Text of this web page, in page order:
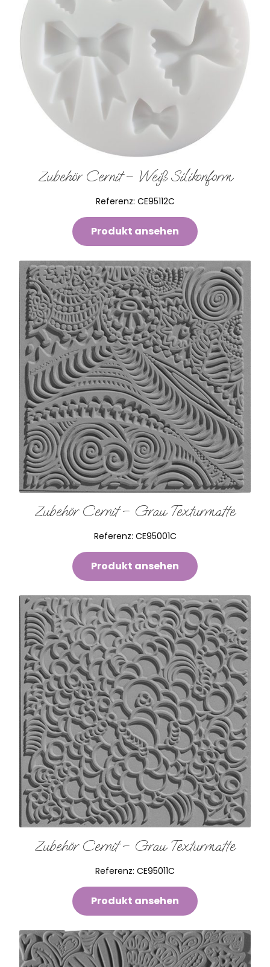
Zubehör Cernit – Weiß Silikonform
Referenz: CE95112C
Produkt ansehen
Zubehör Cernit – Grau Texturmatte
Referenz: CE95001C
Produkt ansehen
Zubehör Cernit – Grau Texturmatte
Referenz: CE95011C
Produkt ansehen